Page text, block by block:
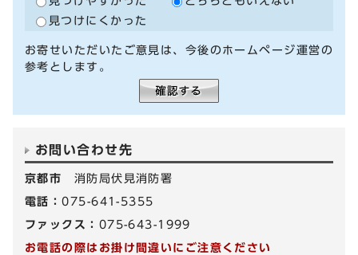
見つけにくかった
お寄せいただいたご意見は、今後のホームページ運営の
参考とします。
お問い合わせ先
京都市 消防局伏見消防署
電話：075-641-5355
ファックス： 075-643-1999
お電話の際はお掛け間違いにご注意ください